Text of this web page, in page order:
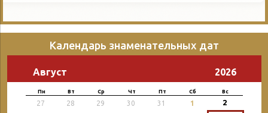
Календарь знаменательных дат
Август 2026
Пн Вт Ср Чт Пт Сб Вс
27 28 29 30 31 1 2